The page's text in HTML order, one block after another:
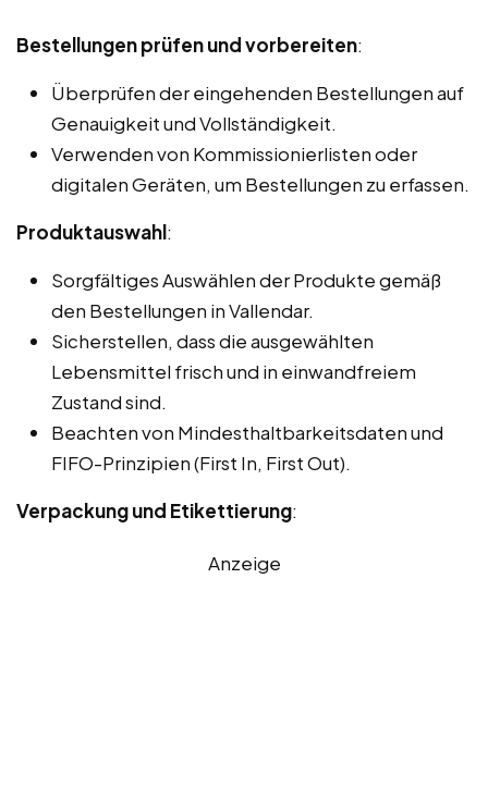
Bestellungen prüfen und vorbereiten:
Überprüfen der eingehenden Bestellungen auf
Genauigkeit und Vollständigkeit.
Verwenden von Kommissionierlisten oder
digitalen Geräten, um Bestellungen zu erfassen.
Produktauswahl:
Sorgfältiges Auswählen der Produkte gemäß
den Bestellungen in Vallendar.
Sicherstellen, dass die ausgewählten
Lebensmittel frisch und in einwandfreiem
Zustand sind.
Beachten von Mindesthaltbarkeitsdaten und
FIFO-Prinzipien (First In, First Out).
Verpackung und Etikettierung:
Anzeige